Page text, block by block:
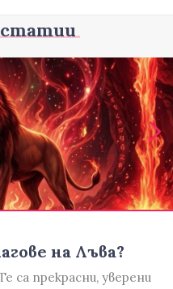
статии
на Лъва?
са прекрасни, уверени